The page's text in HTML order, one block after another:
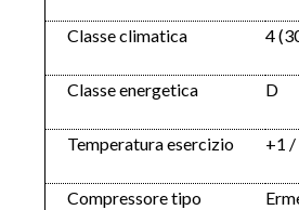
Classe climatica
Classe energetica
Temperatura esercizio
Compressore tipo
4
D
+1 /